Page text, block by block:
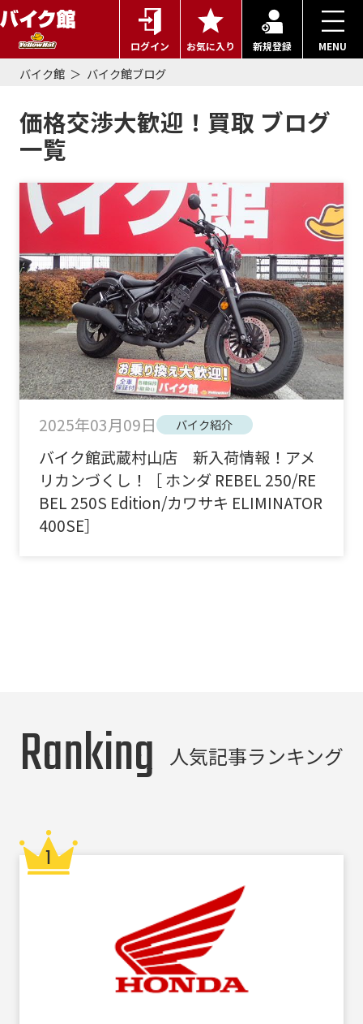
ログイン お気に入り 新規登録 MENU
バイク館 バイク館ブログ
価格交渉大歓迎！買取 ブログ
一覧
2025年03月09日 バイク紹介
バイク館武蔵村山店 新入荷情報！アメ
リカンづくし！［ ホンダ REBEL 250/RE
BEL 250S Edition/カワサキ ELIMINATOR
400SE］
Ranking 人気記事ランキング